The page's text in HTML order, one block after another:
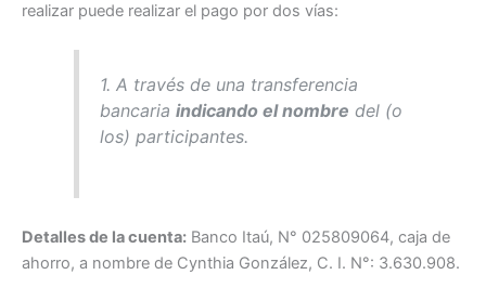
realizar puede realizar el pago por dos vías:
1. A través de una transferencia
bancariaindicando el nombre del (o
los) participantes.
Detalles de la cuenta: Banco Itaú, N° 025809064, caja de
ahorro, a nombre de Cynthia González, C. I. N°: 3.630.908.